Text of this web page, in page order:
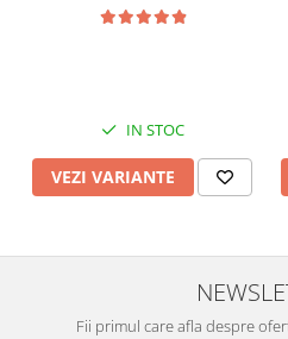
IN STOC
VEZI VARIANTE
Fii primul care afla despre